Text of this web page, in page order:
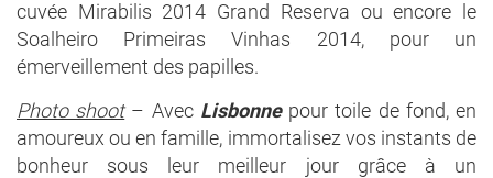
cuvée Mirabilis 2014 Grand Reserva ou encore le
Soalheiro Primeiras Vinhas 2014, pour un
émerveillement des papilles.
Photo shoot– Avec Lisbonnepour toile de fond, en
amoureux ou en famille, immortalisez vos instants de
bonheur sous leur meilleur jour grâce à un